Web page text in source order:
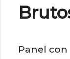
Panel con